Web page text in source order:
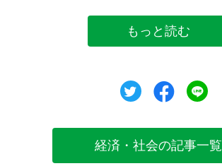
もっと読む
ツイートシェア
経済・社会の記事一覧